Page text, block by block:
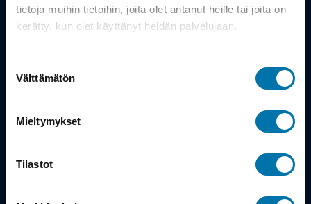
tietoja muihin tietoihin, joita olet antanut heille tai joita on
kerätty, kun olet käyttänyt heidän palvelujaan.
valinta
Välttämätön
Mieltymykset
Tilastot
Takuu ja palautukset